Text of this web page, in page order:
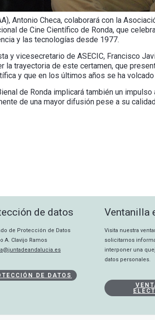
Antonio Checa, colaborará con la
de Cine Científico de Ronda, que
y las tecnologías desde 1977.
y vicesecretario de ASECIC, Francisco
la trayectoria de este certamen, que
y que en los últimos años se ha
de Ronda implicará también un impulso
de una mayor difusión pese a su
de datos
de Protección de Datos
A. Clavijo Ramos
DE DATOS
Ventanilla
Visita nuestra
solicitarnos
interponer una
datos personales.